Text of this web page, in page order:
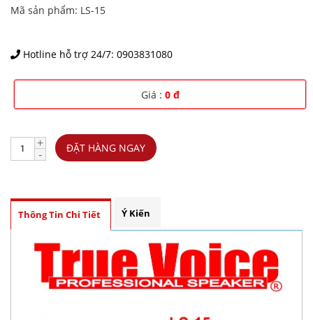
Mã sản phẩm: LS-15
Hotline hỗ trợ 24/7: 0903831080
Giá : 0 đ
+
- ĐẶT HÀNG NGAY
Thông Tin Chi Tiết Ý Kiến